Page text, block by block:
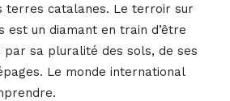
terres catalanes. Le terroir sur
est un diamant en train d’être
sa pluralité des sols, de ses
Le monde international